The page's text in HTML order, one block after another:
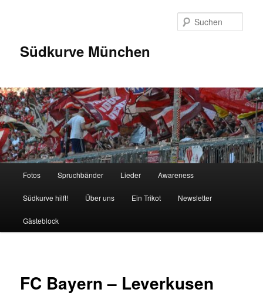
Südkurve München
Fotos Spruchbänder Lieder Awareness
Südkurve hilft! Über uns Ein Trikot Newsletter
Gästeblock
FC Bayern – Leverkusen